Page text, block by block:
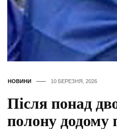
НОВИНИ 10 БЕРЕЗНЯ, 2026
Після понад
полону додому